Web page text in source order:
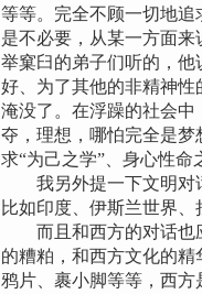
等等。完全不顾一切地
是不必要，从某一方面
举窠臼的弟子们听的，他
好、为了其他的非精神性
淹没了。在浮躁的社会
夺，理想，哪怕完全是
求“为己之学”、身心性命
我另外提一下文明对话
比如印度、伊斯兰世界、
而且和西方的对话也应
的糟粕，和西方文化的
鸦片、裹小脚等等，西